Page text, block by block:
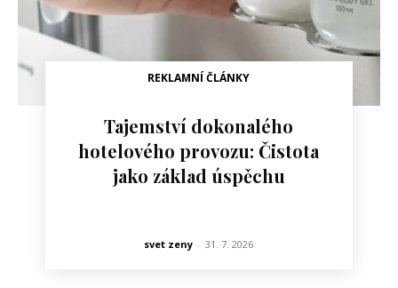
REKLAMNÍ ČLÁNKY
Tajemství dokonalého
hotelového provozu: Čistota
jako základ úspěchu
svet zeny - 31. 7. 2026